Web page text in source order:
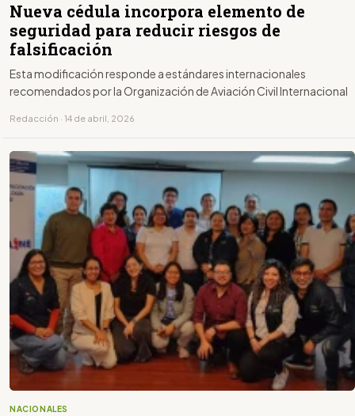
Nueva cédula incorpora elemento de
seguridad para reducir riesgos de
falsificación
Esta modificación responde a estándares internacionales
recomendados por la Organización de Aviación Civil Internacional
Redacción · 14 de abril, 2026
NACIONALES